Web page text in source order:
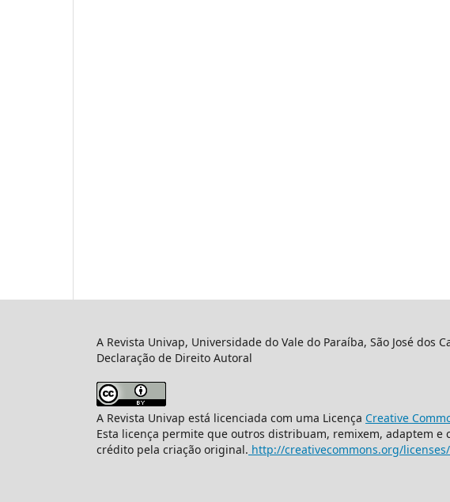
A Revista Univap, Universidade do Vale do Paraíba, São José dos
Declaração de Direito Autoral
A Revista Univap está licenciada com uma Licença Creative
Esta licença permite que outros distribuam, remixem, adaptem
crédito pela criação original. http://creativecommons.org/